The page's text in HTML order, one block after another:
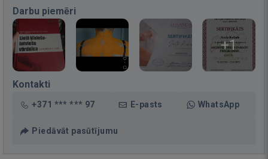
Darbu piemēri
+1
Kontakti
+371 *** *** 97 E-pasts WhatsApp
Piedāvāt pasūtījumu